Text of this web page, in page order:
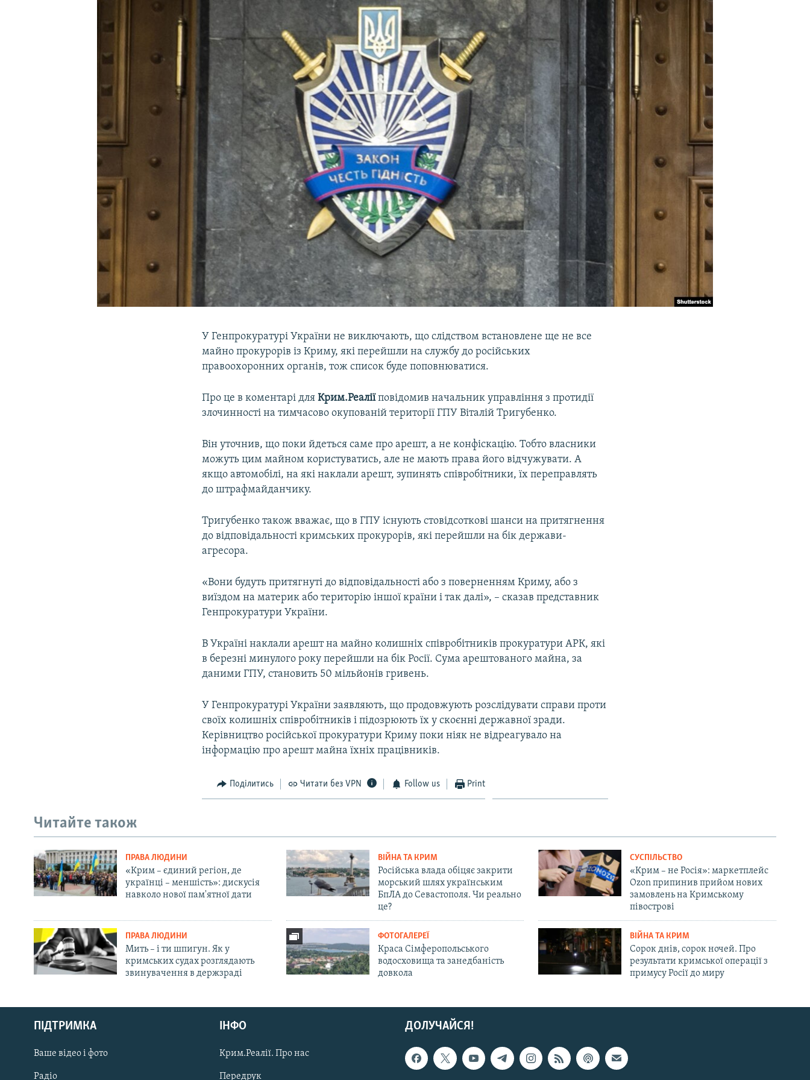
Русский
Qırımtatar
ДОЛУЧАЙСЯ!
У Генпрокуратурі України не виключають, що слідством встановлене ще не все
майно прокурорів із Криму, які перейшли на службу до російських
правоохоронних органів, тож список буде поповнюватися.
Про це в коментарі дляКрим.Реаліїповідомив начальник управління з протидії
злочинності на тимчасово окупованій території ГПУ Віталій Тригубенко.
Він уточнив, що поки йдеться саме про арешт, а не конфіскацію. Тобто власники
можуть цим майном користуватись, але не мають права його відчужувати. А
якщо автомобілі, на які наклали арешт, зупинять співробітники, їх переправлять
до штрафмайданчику.
Тригубенко також вважає, що в ГПУ існують стовідсоткові шанси на притягнення
до відповідальності кримських прокурорів, які перейшли на бік держави-
агресора.
«Вони будуть притягнуті до відповідальності або з поверненням Криму, або з
виїздом на материк або територію іншої країни і так далі», – сказав представник
Генпрокуратури України.
В Україні наклали арешт на майно колишніх співробітників прокуратури АРК, які
в березні минулого року перейшли на бік Росії. Сума арештованого майна, за
даними ГПУ, становить 50 мільйонів гривень.
У Генпрокуратурі України заявляють, що продовжують розслідувати справи проти
своїх колишніх співробітників і підозрюють їх у скоєнні державної зради.
Керівництво російської прокуратури Криму поки ніяк не відреагувало на
інформацію про арешт майна їхніх працівників.
Поділитись Читати без VPN Follow us Print
Читайте також
ПРАВА ЛЮДИНИ
«Крим – єдиний регіон, де
українці – меншість»: дискусія
навколо нової пам'ятної дати
ВІЙНА ТА КРИМ
Російська влада обіцяє закрити
морський шлях українським
БпЛА до Севастополя. Чи реально
це?
СУСПІЛЬСТВО
«Крим – не Росія»: маркетплейс
Ozon припинив прийом нових
замовлень на Кримському
півострові
ПРАВА ЛЮДИНИ
Мить – і ти шпигун. Як у
кримських судах розглядають
звинувачення в держзраді
ФОТОГАЛЕРЕЇ
Краса Сімферопольського
водосховища та занедбаність
довкола
ВІЙНА ТА КРИМ
Сорок днів, сорок ночей. Про
результати кримської операції з
примусу Росії до миру
ДОЛУЧАЙСЯ!
ПІДТРИМКА
Ваше відео і фото
Радіо
ІНФО
Крим.Реалії. Про нас
Передрук